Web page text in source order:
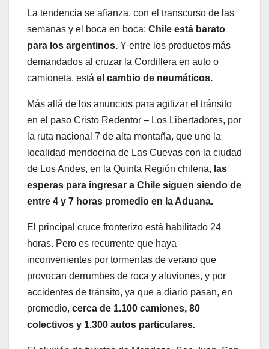
La tendencia se afianza, con el transcurso de las
semanas y el boca en boca: Chile está barato
para los argentinos. Y entre los productos más
demandados al cruzar la Cordillera en auto o
camioneta, está el cambio de neumáticos.
Más allá de los anuncios para agilizar el tránsito
en el paso Cristo Redentor – Los Libertadores, por
la ruta nacional 7 de alta montaña, que une la
localidad mendocina de Las Cuevas con la ciudad
de Los Andes, en la Quinta Región chilena, las
esperas para ingresar a Chile siguen siendo de
entre 4 y 7 horas promedio en la Aduana.
El principal cruce fronterizo está habilitado 24
horas. Pero es recurrente que haya
inconvenientes por tormentas de verano que
provocan derrumbes de roca y aluviones, y por
accidentes de tránsito, ya que a diario pasan, en
promedio, cerca de 1.100 camiones, 80
colectivos y 1.300 autos particulares.